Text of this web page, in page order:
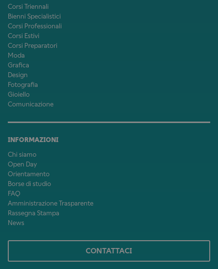
Corsi Triennali
Bienni Specialistici
Corsi Professionali
Corsi Estivi
Corsi Preparatori
Moda
Grafica
Design
Fotografia
Gioiello
Comunicazione
INFORMAZIONI
Chi siamo
Open Day
Orientamento
Borse di studio
FAQ
Amministrazione Trasparente
Rassegna Stampa
News
CONTATTACI